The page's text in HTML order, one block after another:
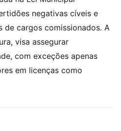
negativas cíveis e
de cargos comissionados. A
visa assegurar
com exceções apenas
em licenças como